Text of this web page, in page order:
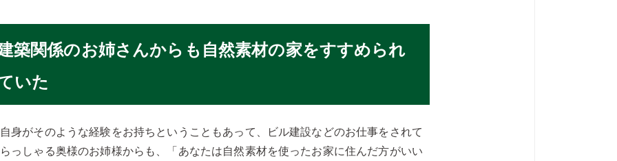
築関係のお姉さんからも自然素材の家をすすめられ
いた
身がそのような経験をお持ちということもあって、ビル建設などのお仕事をされて
っしゃる奥様のお姉様からも、「あなたは自然素材を使ったお家に住んだ方がいい